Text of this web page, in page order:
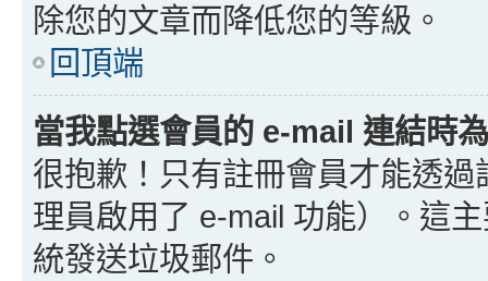
除您的文章而降低您的等級。
回頂端
當我點選會員的 e-mail 連結時
很抱歉！只有註冊會員才能透
理員啟用了 e-mail 功能）。這
統發送垃圾郵件。